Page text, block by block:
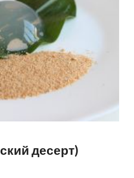
десерт)